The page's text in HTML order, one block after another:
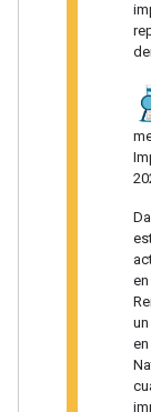
un